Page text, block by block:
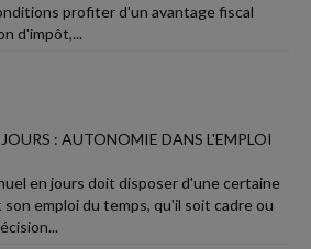
profiter d'un avantage fiscal
d'impôt,...
: AUTONOMIE DANS L'EMPLOI
en jours doit disposer d'une certaine
emploi du temps, qu'il soit cadre ou